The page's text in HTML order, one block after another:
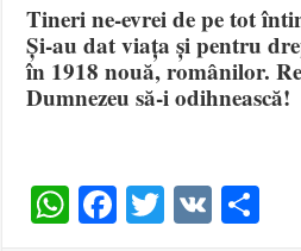
Tineri ne-evrei de pe tot
Și-au dat viața și pentru
în 1918 nouă, românilor.
Dumnezeu să-i odihnească!
WhatsApp
Facebook
Twitter
VK